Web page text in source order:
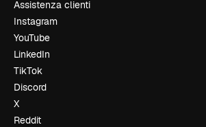
Assistenza clienti
Instagram
YouTube
LinkedIn
TikTok
Discord
X
Reddit